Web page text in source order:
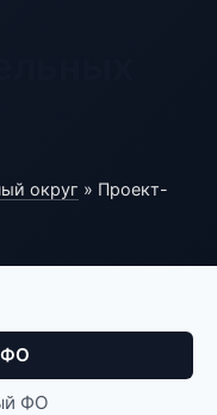
округ » Проект-
ФО
ФО